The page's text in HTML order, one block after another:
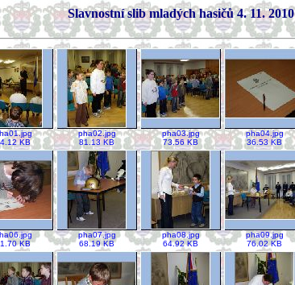
Slavnostní slib mladých hasičů 4. 11. 2010
KB
pha02.jpg
81.13 KB
pha03.jpg
73.56 KB
pha04.jpg
36.53 KB
KB
pha07.jpg
68.19 KB
pha08.jpg
64.92 KB
pha09.jpg
76.02 KB